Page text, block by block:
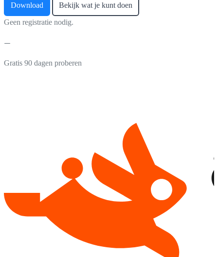
Download Bekijk wat je kunt doen
Geen registratie nodig.
Gratis 90 dagen proberen